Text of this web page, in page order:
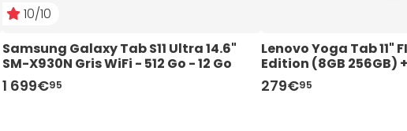
10/10
Samsung Galaxy Tab S11 Ultra 14.6"
SM-X930N Gris WiFi - 512 Go - 12 Go
1 699€95
Lenovo Yoga Tab 11"
Edition (8GB 256GB)
(ZAFR0963SE )
279€95